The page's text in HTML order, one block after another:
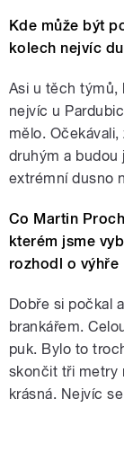
Kde může být
kolech nejvíc
Asi u těch týmů,
nejvíc u
mělo.
druhým a budou
extrémní dusno
Co Martin
kterém jsme
rozhodl o výhře
Dobře si počkal
brankářem.
puk. Bylo to
skončit tři metry
krásná. Nejvíc